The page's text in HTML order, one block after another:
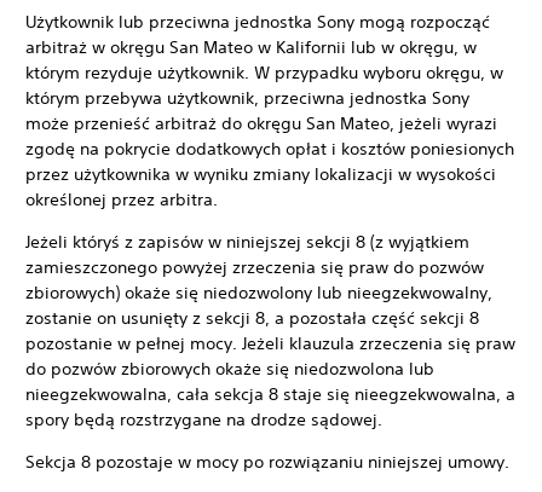
Użytkownik lub przeciwna jednostka Sony mogą rozpocząć
arbitraż w okręgu San Mateo w Kalifornii lub w okręgu, w
którym rezyduje użytkownik. W przypadku wyboru okręgu, w
którym przebywa użytkownik, przeciwna jednostka Sony
może przenieść arbitraż do okręgu San Mateo, jeżeli wyrazi
zgodę na pokrycie dodatkowych opłat i kosztów poniesionych
przez użytkownika w wyniku zmiany lokalizacji w wysokości
określonej przez arbitra.
Jeżeli któryś z zapisów w niniejszej sekcji 8 (z wyjątkiem
zamieszczonego powyżej zrzeczenia się praw do pozwów
zbiorowych) okaże się niedozwolony lub nieegzekwowalny,
zostanie on usunięty z sekcji 8, a pozostała część sekcji 8
pozostanie w pełnej mocy. Jeżeli klauzula zrzeczenia się praw
do pozwów zbiorowych okaże się niedozwolona lub
nieegzekwowalna, cała sekcja 8 staje się nieegzekwowalna, a
spory będą rozstrzygane na drodze sądowej.
Sekcja 8 pozostaje w mocy po rozwiązaniu niniejszej umowy.